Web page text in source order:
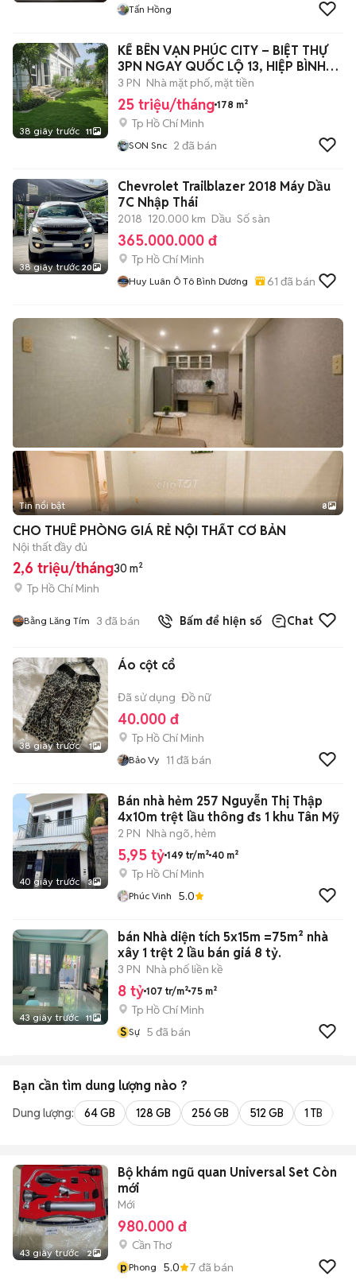
Tấn Hồng
38 giây trước 11
KẾ BÊN VẠN PHÚC CITY – BIỆT THỰ
3PN NGAY QUỐC LỘ 13, HIỆP BÌNH
PHƯỚC
3 PN Nhà mặt phố, mặt tiền
25 triệu/tháng 178 m²
Tp Hồ Chí Minh
SON Snc 2 đã bán
38 giây trước20
Chevrolet Trailblazer 2018 Máy Dầu
7C Nhập Thái
2018 120.000 km Dầu Số sàn
365.000.000 đ
Tp Hồ Chí Minh
Huy Luân Ô Tô Bình Dương 61 đã bán
+2
Tin nổi bật 8
CHO THUÊ PHÒNG GIÁ RẺ NỘI THẤT CƠ BẢN
Nội thất đầy đủ
2,6 triệu/tháng30 m²
Tp Hồ Chí Minh
Bằng Lăng Tím 3 đã bán Bấm để hiện số Chat
38 giây trước 1
Áo cột cổ
Đã sử dụng Đồ nữ
40.000 đ
Tp Hồ Chí Minh
Bảo Vy 11 đã bán
40 giây trước 3
Bán nhà hẻm 257 Nguyễn Thị Thập
4x10m trệt lầu thông đs 1 khu Tân Mỹ
2 PN Nhà ngõ, hẻm
5,95 tỷ 149 tr/m² 40 m²
Tp Hồ Chí Minh
Phúc Vinh 5.0
43 giây trước 11
bán Nhà diện tích 5x15m =75m² nhà
xây 1 trệt 2 lầu bán giá 8 tỷ.
3 PN Nhà phố liền kề
8 tỷ 107 tr/m² 75 m²
Tp Hồ Chí Minh
S Sự 5 đã bán
Bạn cần tìm dung lượng nào ?
Dung lượng: 64 GB 128 GB 256 GB 512 GB 1 TB
43 giây trước 2
Bộ khám ngũ quan Universal Set Còn
mới
Mới
980.000 đ
Cần Thơ
pPhong 5.0 7 đã bán